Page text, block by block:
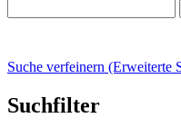
Suche verfeinern (Erweiterte
Suchfilter